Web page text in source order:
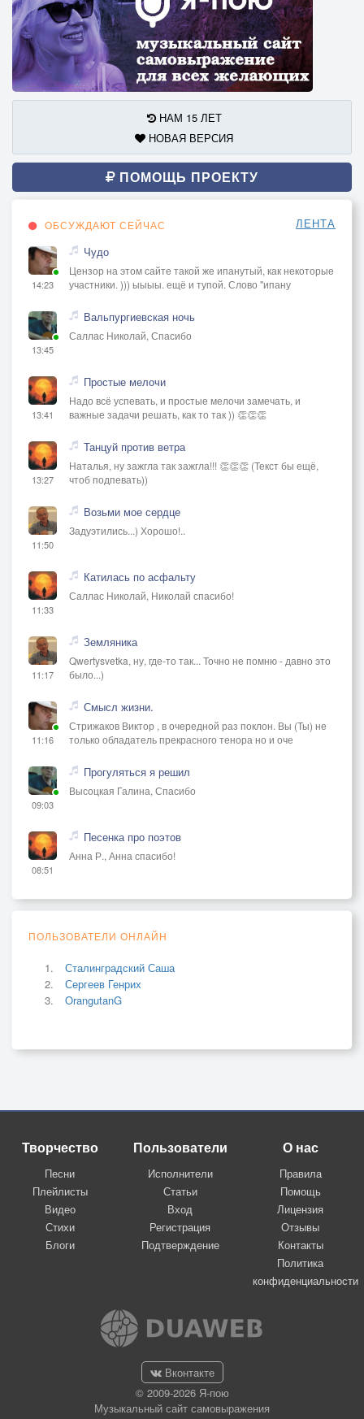
НАМ 15 ЛЕТ
НОВАЯ ВЕРСИЯ
ПОМОЩЬ ПРОЕКТУ
ОБСУЖДАЮТ СЕЙЧАС ЛЕНТА
14:23
Чудо
Цензор на этом сайте такой же ипанутый, как некоторые
участники. ))) ыыыы. ещё и тупой. Слово "ипану
13:45
Вальпургиевская ночь
Саллас Николай, Спасибо
13:41
Простые мелочи
Надо всё успевать, и простые мелочи замечать, и
важные задачи решать, как то так )) 👏👏👏
13:27
Танцуй против ветра
Наталья, ну зажгла так зажгла!!! 👏👏👏 (Текст бы ещё,
чтоб подпевать))
11:50
Возьми мое сердце
Задуэтились...) Хорошо!..
11:33
Катилась по асфальту
Саллас Николай, Николай спасибо!
11:17
Земляника
Qwertysvetka, ну, где-то так... Точно не помню - давно это
было...)
11:16
Смысл жизни.
Стрижаков Виктор , в очередной раз поклон. Вы (Ты) не
только обладатель прекрасного тенора но и оче
09:03
Прогуляться я решил
Высоцкая Галина, Спасибо
08:51
Песенка про поэтов
Анна Р., Анна спасибо!
ПОЛЬЗОВАТЕЛИ ОНЛАЙН
Сталинградский Саша
Сергеев Генрих
OrangutanG
Творчество
Песни
Плейлисты
Видео
Стихи
Блоги
Пользователи
Исполнители
Статьи
Вход
Регистрация
Подтверждение
О нас
Правила
Помощь
Лицензия
Отзывы
Контакты
Политика
конфиденциальности
Вконтакте
© 2009-2026 Я-пою
Музыкальный сайт самовыражения